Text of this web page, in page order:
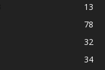
13
78
32
34